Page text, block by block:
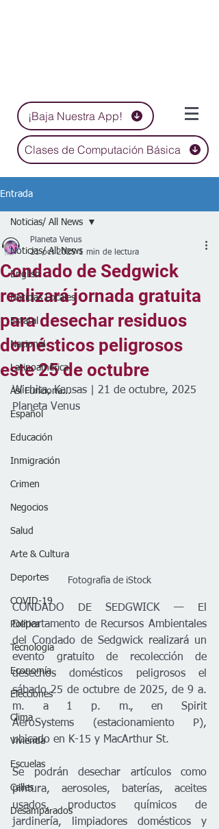
¡Baja Nuestra App!
Clases de Computación Básica
Entrada
Noticias/ All News
English
Noticias Locales
Estatal
Nacional
Latinoamérica
Así Funciona...
Español
Educación
Inmigración
Crimen
Negocios
Salud
Arte & Cultura
Deportes
COVID-19
Política
Tecnología
Economía
Elecciones
Clima
Vivienda
Escuelas
Calles
Desamparados
Noticias/ All News
Condado de Sedgwick
realizará jornada gratuita
para desechar residuos
domésticos peligrosos
este 25 de octubre
Planeta Venus
21 oct 2025 1 min de lectura
Wichita, Kansas | 21 de octubre, 2025
Planeta Venus
Fotografía de iStock
CONDADO DE SEDGWICK — El
Departamento de Recursos Ambientales
del Condado de Sedgwick realizará un
evento gratuito de recolección de
desechos domésticos peligrosos el
sábado 25 de octubre de 2025, de 9 a.
m. a 1 p. m., en Spirit
AeroSystems (estacionamiento P),
ubicado en K-15 y MacArthur St.
Se podrán desechar artículos como
pintura, aerosoles, baterías, aceites
usados, productos químicos de
jardinería, limpiadores domésticos y